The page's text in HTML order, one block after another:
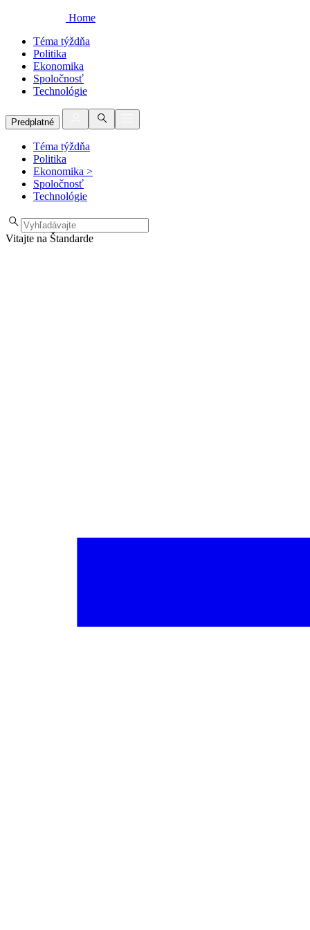
Home
Téma týždňa
Politika
Ekonomika
Spoločnosť
Technológie
Predplatné
Téma týždňa
Politika
Ekonomika >
Spoločnosť
Technológie
Vitajte na Štandarde